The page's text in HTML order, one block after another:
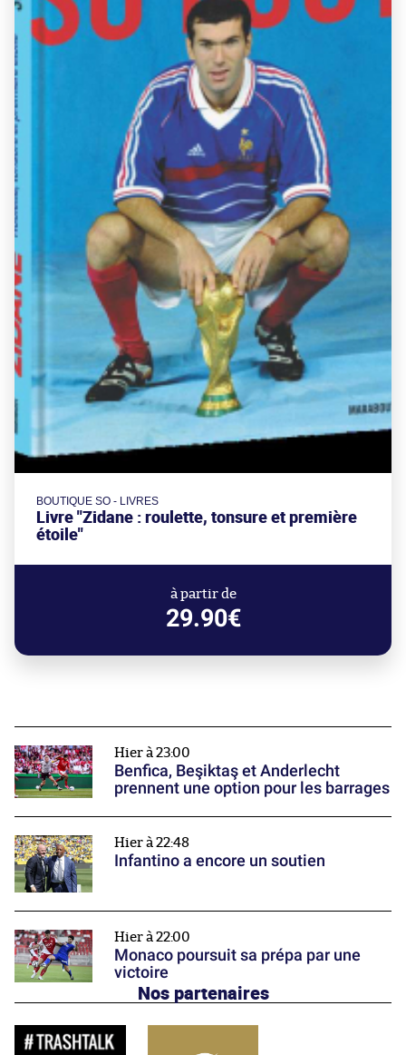
BOUTIQUE SO - LIVRES
Livre "Zidane : roulette, tonsure et première
étoile"
à partir de
29.90€
Hier à 23:00
Benfica, Beşiktaş et Anderlecht
prennent une option pour les barrages
Hier à 22:48
Infantino a encore un soutien
Hier à 22:00
Monaco poursuit sa prépa par une
victoire
Nos partenaires